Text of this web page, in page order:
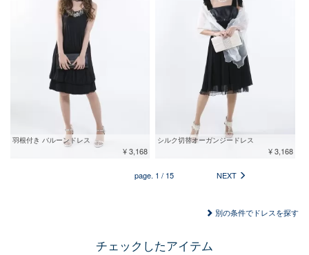
羽根付き バルーンドレス
¥ 3,168
シルク切替オーガンジードレス
¥ 3,168
page. 1 / 15 NEXT
別の条件でドレスを探す
チェックしたアイテム